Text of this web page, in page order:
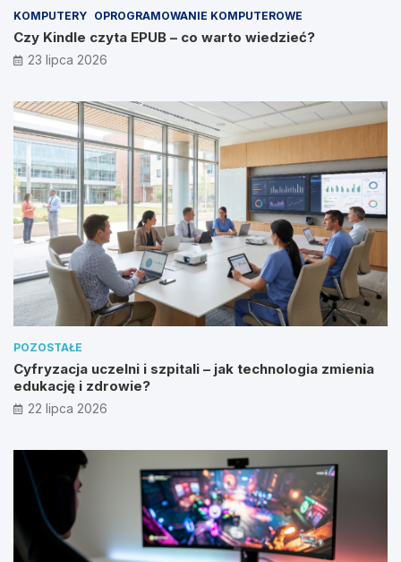
KOMPUTERY OPROGRAMOWANIE KOMPUTEROWE
Czy Kindle czyta EPUB – co warto wiedzieć?
23 lipca 2026
POZOSTAŁE
Cyfryzacja uczelni i szpitali – jak technologia zmienia
edukację i zdrowie?
22 lipca 2026